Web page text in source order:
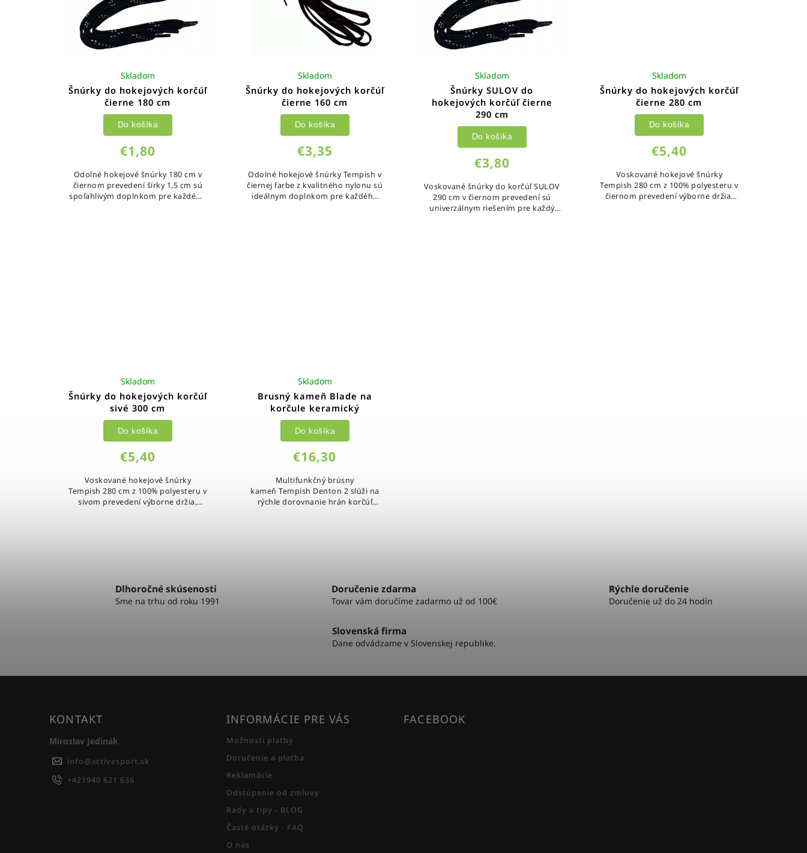
Šnúrky do hokejových korčúľ
čierne 180 cm
Skladom
€1,80
Do košíka
Odolné hokejové šnúrky 180 cm v
čiernom prevedení šírky 1,5 cm sú
spoľahlivým doplnkom pre každého
Šnúrky do hokejových korčúľ
čierne 160 cm
Skladom
€3,35
Do košíka
Odolné hokejové šnúrky Tempish v
čiernej farbe z kvalitného nylonu sú
ideálnym doplnkom pre každého
Šnúrky SULOV do
hokejových korčúľ čierne
290 cm
Skladom
€3,80
Do košíka
Voskované šnúrky do korčúľ SULOV
290 cm v čiernom prevedení sú
univerzálnym riešením pre každý
Šnúrky do hokejových korčúľ
čierne 280 cm
Skladom
€5,40
Do košíka
Voskované hokejové šnúrky
Tempish 280 cm z 100% polyesteru v
čiernom prevedení výborne držia,
Šnúrky do hokejových korčúľ
sivé 300 cm
Skladom
€5,40
Do košíka
Voskované hokejové šnúrky
Tempish 280 cm z 100% polyesteru v
sivom prevedení výborne držia,
Brusný kameň Blade na
korčule keramický
Skladom
€16,30
Do košíka
Multifunkčný brúsny
kameň Tempish Denton 2 slúži na
rýchle dorovnanie hrán korčúľ
Dlhoročné skúsenosti
Sme na trhu od roku 1991
Doručenie zdarma
Tovar vám doručíme zadarmo už od 100€
Rýchle doručenie
Doručenie už do 24 hodín
Slovenská firma
Dane odvádzame v Slovenskej republike.
KONTAKT
Miroslav Jedinák
info@activesport.sk
+421940 621 636
INFORMÁCIE PRE VÁS
Možnosti platby
Doručenie a platba
Reklamácie
Odstúpenie od zmluvy
Rady a tipy - BLOG
Časté otázky - FAQ
O nás
FACEBOOK